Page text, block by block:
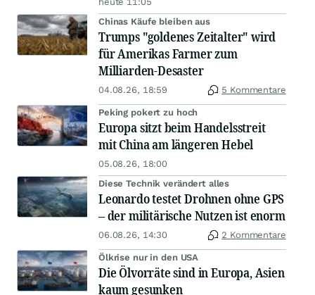
Chinas Käufe bleiben aus
Trumps "goldenes Zeitalter" wird
für Amerikas Farmer zum
Milliarden-Desaster
04.08.26, 18:59 5 Kommentare
Peking pokert zu hoch
Europa sitzt beim Handelsstreit
mit China am längeren Hebel
05.08.26, 18:00
Diese Technik verändert alles
Leonardo testet Drohnen ohne GPS
– der militärische Nutzen ist enorm
06.08.26, 14:30 2 Kommentare
Ölkrise nur in den USA
Die Ölvorräte sind in Europa, Asien
kaum gesunken